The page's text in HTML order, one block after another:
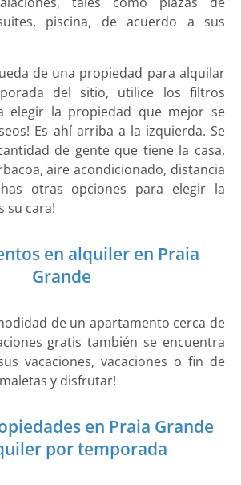
piscina, de acuerdo a sus
de una propiedad para alquilar
del sitio, utilice los filtros
elegir la propiedad que mejor se
Es ahí arriba a la izquierda. Se
de gente que tiene la casa,
aire acondicionado, distancia
otras opciones para elegir la
su cara!
en alquiler en Praia
Grande
de un apartamento cerca de
gratis también se encuentra
vacaciones, vacaciones o fin de
y disfrutar!
en Praia Grande
por temporada